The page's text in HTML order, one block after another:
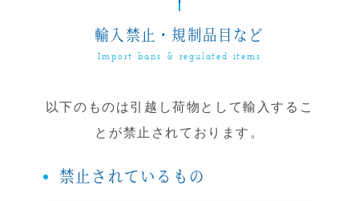
輸入禁止・規制品目など
Import bans & regulated items
以下のものは引越し荷物として輸入するこ
とが禁止されております。
禁止されているもの